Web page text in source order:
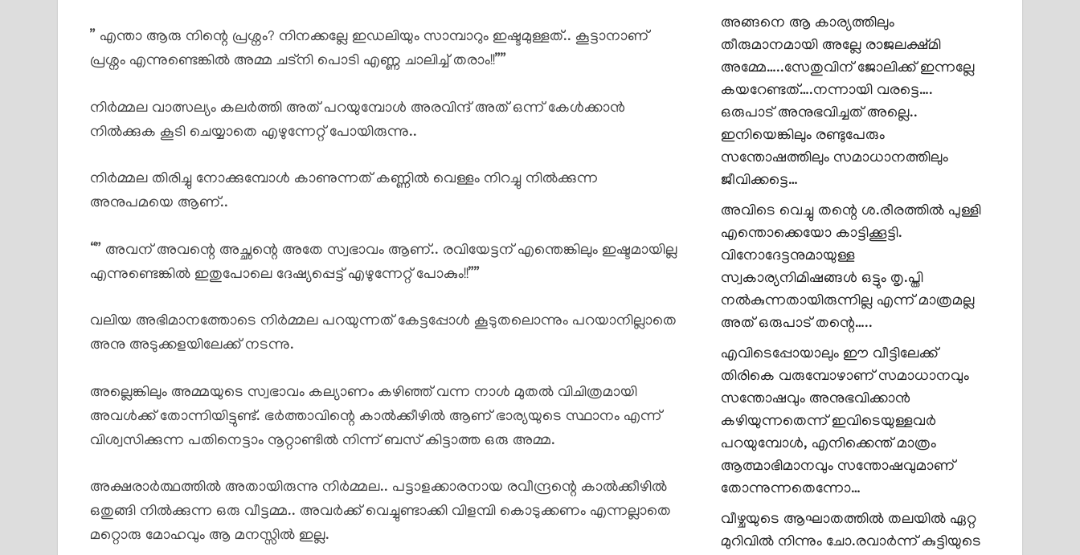
” എന്താ ആരു നിന്റെ പ്രശ്നം? നിനക്കല്ലേ ഇഡലിയും സാമ്പാറും ഇഷ്ടമുള്ളത്.. കൂട്ടാനാണ്
പ്രശ്നം എന്നുണ്ടെങ്കിൽ അമ്മ ചട്നി പൊടി എണ്ണ ചാലിച്ച് തരാം!!””
നിർമ്മല വാത്സല്യം കലർത്തി അത് പറയുമ്പോൾ അരവിന്ദ് അത് ഒന്ന് കേൾക്കാൻ
നിൽക്കുക കൂടി ചെയ്യാതെ എഴുന്നേറ്റ് പോയിരുന്നു..
നിർമ്മല തിരിച്ചു നോക്കുമ്പോൾ കാണുന്നത് കണ്ണിൽ വെള്ളം നിറച്ചു നിൽക്കുന്ന
അനുപമയെ ആണ്..
“” അവന് അവന്റെ അച്ഛന്റെ അതേ സ്വഭാവം ആണ്.. രവിയേട്ടന് എന്തെങ്കിലും ഇഷ്ടമായില്ല
എന്നുണ്ടെങ്കിൽ ഇതുപോലെ ദേഷ്യപ്പെട്ട് എഴുന്നേറ്റ് പോകും!!””
വലിയ അഭിമാനത്തോടെ നിർമ്മല പറയുന്നത് കേട്ടപ്പോൾ കൂടുതലൊന്നും പറയാനില്ലാതെ
അനു അടുക്കളയിലേക്ക് നടന്നു.
അല്ലെങ്കിലും അമ്മയുടെ സ്വഭാവം കല്യാണം കഴിഞ്ഞ് വന്ന നാൾ മുതൽ വിചിത്രമായി
അവൾക്ക് തോന്നിയിട്ടുണ്ട്. ഭർത്താവിന്റെ കാൽക്കീഴിൽ ആണ് ഭാര്യയുടെ സ്ഥാനം എന്ന്
വിശ്വസിക്കുന്ന പതിനെട്ടാം നൂറ്റാണ്ടിൽ നിന്ന് ബസ് കിട്ടാത്ത ഒരു അമ്മ.
അക്ഷരാർത്ഥത്തിൽ അതായിരുന്നു നിർമ്മല.. പട്ടാളക്കാരനായ രവീന്ദ്രന്റെ കാൽക്കീഴിൽ
ഒതുങ്ങി നിൽക്കുന്ന ഒരു വീട്ടമ്മ.. അവർക്ക് വെച്ചുണ്ടാക്കി വിളമ്പി കൊടുക്കണം എന്നല്ലാതെ
മറ്റൊരു മോഹവും ആ മനസ്സിൽ ഇല്ല.
അങ്ങനെ ആ കാര്യത്തിലും
തീരുമാനമായി അല്ലേ രാജലക്ഷ്മി
അമ്മേ…..സേതുവിന് ജോലിക്ക് ഇന്നല്ലേ
കയറേണ്ടത്….നന്നായി വരട്ടെ….
ഒരുപാട് അനുഭവിച്ചത് അല്ലെ..
ഇനിയെങ്കിലും രണ്ടുപേരും
സന്തോഷത്തിലും സമാധാനത്തിലും
ജീവിക്കട്ടെ…
അവിടെ വെച്ചു തന്റെ ശ.രീരത്തിൽ പുള്ളി
എന്തൊക്കെയോ കാട്ടിക്കൂട്ടി.
വിനോദേട്ടനുമായുള്ള
സ്വകാര്യനിമിഷങ്ങൾ ഒട്ടും തൃ.പ്തി
നൽകുന്നതായിരുന്നില്ല എന്ന് മാത്രമല്ല
അത് ഒരുപാട് തന്റെ…..
എവിടെപ്പോയാലും ഈ വീട്ടിലേക്ക്
തിരികെ വരുമ്പോഴാണ് സമാധാനവും
സന്തോഷവും അനുഭവിക്കാൻ
കഴിയുന്നതെന്ന് ഇവിടെയുള്ളവർ
പറയുമ്പോൾ, എനിക്കെന്ത് മാത്രം
ആത്മാഭിമാനവും സന്തോഷവുമാണ്
തോന്നുന്നതെന്നോ…
വീഴ്ചയുടെ ആഘാതത്തിൽ തലയിൽ ഏറ്റ
മുറിവിൽ നിന്നും ചോ.രവാർന്ന് കുട്ടിയുടെ